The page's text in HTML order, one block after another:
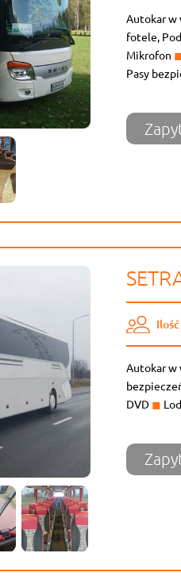
Autokar w
fotele,
Mikrofon
Pasy
Autokar w
DVD ◼